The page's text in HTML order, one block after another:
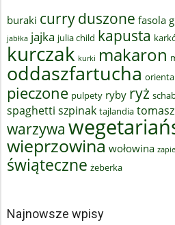
buraki curryduszone fasola
jabłka jajka julia child kapusta
kurczak kurki makaron
oddaszfartucha
pieczone pulpety ryby ryż
spaghetti szpinak tajlandia
warzywa
wieprzowina wołowina
świąteczne żeberka
Najnowsze wpisy